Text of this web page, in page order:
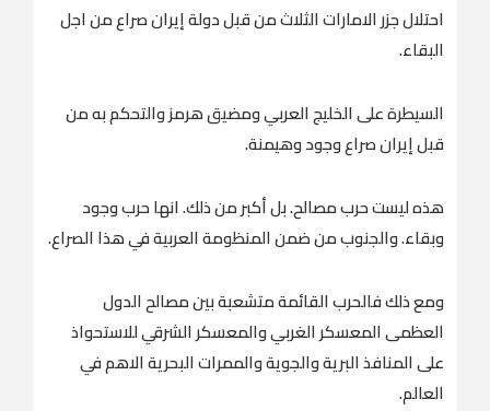
احتلال جزر الامارات الثلاث من قبل دولة إيران صراع من اجل
البقاء.
السيطرة على الخليج العربي ومضيق هرمز والتحكم به من
قبل إيران صراع وجود وهيمنة.
هذه ليست حرب مصالح. بل أكبر من ذلك. انها حرب وجود
وبقاء. والجنوب من ضمن المنظومة العربية في هذا الصراع.
ومع ذلك فالحرب القائمة متشعبة بين مصالح الدول
العظمى المعسكر الغربي والمعسكر الشرقي للاستحواذ
على المنافذ البرية والجوية والممرات البحرية الاهم في
العالم.